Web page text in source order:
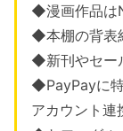
◆漫画作品は
◆本棚の背表
◆新刊やセー
◆PayPayに
アカウント連